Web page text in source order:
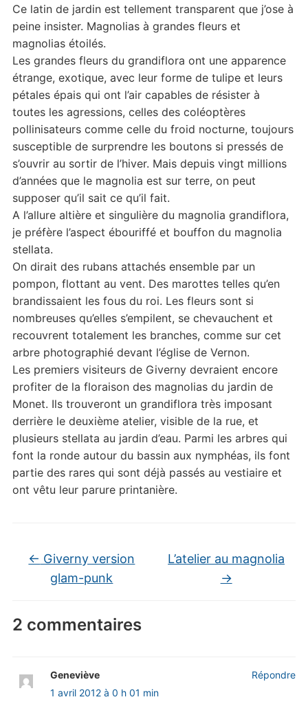
Ce latin de jardin est tellement transparent que j’ose à
peine insister. Magnolias à grandes fleurs et
magnolias étoilés.
Les grandes fleurs du grandiflora ont une apparence
étrange, exotique, avec leur forme de tulipe et leurs
pétales épais qui ont l’air capables de résister à
toutes les agressions, celles des coléoptères
pollinisateurs comme celle du froid nocturne, toujours
susceptible de surprendre les boutons si pressés de
s’ouvrir au sortir de l’hiver. Mais depuis vingt millions
d’années que le magnolia est sur terre, on peut
supposer qu’il sait ce qu’il fait.
A l’allure altière et singulière du magnolia grandiflora,
je préfère l’aspect ébouriffé et bouffon du magnolia
stellata.
On dirait des rubans attachés ensemble par un
pompon, flottant au vent. Des marottes telles qu’en
brandissaient les fous du roi. Les fleurs sont si
nombreuses qu’elles s’empilent, se chevauchent et
recouvrent totalement les branches, comme sur cet
arbre photographié devant l’église de Vernon.
Les premiers visiteurs de Giverny devraient encore
profiter de la floraison des magnolias du jardin de
Monet. Ils trouveront un grandiflora très imposant
derrière le deuxième atelier, visible de la rue, et
plusieurs stellata au jardin d’eau. Parmi les arbres qui
font la ronde autour du bassin aux nymphéas, ils font
partie des rares qui sont déjà passés au vestiaire et
ont vêtu leur parure printanière.
← Giverny version
glam-punk
L’atelier au magnolia
→
2 commentaires
Geneviève
1 avril 2012 à 0 h 01 min
Répondre